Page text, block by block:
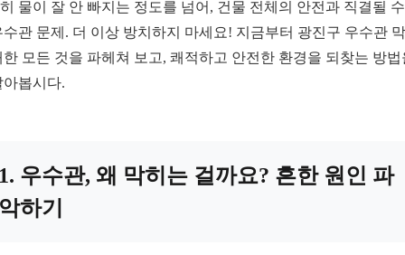
물이 잘 안 빠지는 정도를 넘어, 건물 전체의 안전과 직결될
수관 문제. 더 이상 방치하지 마세요! 지금부터 광진구 우수관
한 모든 것을 파헤쳐 보고, 쾌적하고 안전한 환경을 되찾는 방법
아봅시다.
우수관, 왜 막히는 걸까요? 흔한 원인 파
하기